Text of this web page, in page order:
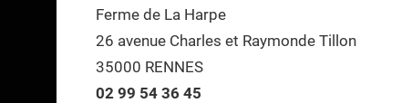
Ferme de La Harpe
26 avenue Charles et Raymonde Tillon
35000 RENNES
02 99 54 36 45